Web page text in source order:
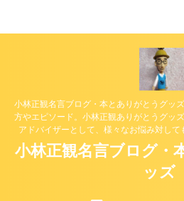
小林正観名言ブログ・本とありがとうグッ
方やエピソード。小林正観ありがとうグッ
アドバイザーとして、様々なお悩み対して
小林正観名言ブログ・
ッズ